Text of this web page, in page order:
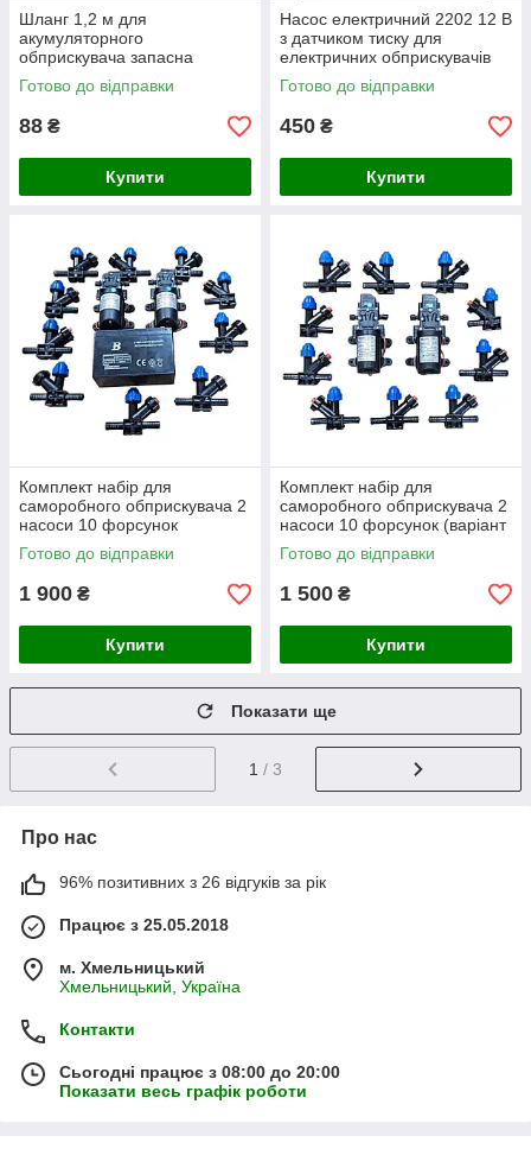
Шланг 1,2 м для
акумуляторного
обприскувача запасна
частина
Готово до відправки
88 ₴
Купити
Насос електричний 2202 12 В
з датчиком тиску для
електричних обприскувачів
Готово до відправки
450 ₴
Купити
Комплект набір для
саморобного обприскувача 2
насоси 10 форсунок
акумулятор 12 В 8 Аг
Готово до відправки
1 900 ₴
Купити
Комплект набір для
саморобного обприскувача 2
насоси 10 форсунок (варіант
2)
Готово до відправки
1 500 ₴
Купити
Показати ще
1 / 3
Про нас
96% позитивних з 26 відгуків за рік
Працює з 25.05.2018
м. Хмельницький
Хмельницький, Україна
Контакти
Сьогодні працює з 08:00 до 20:00
Показати весь графік роботи